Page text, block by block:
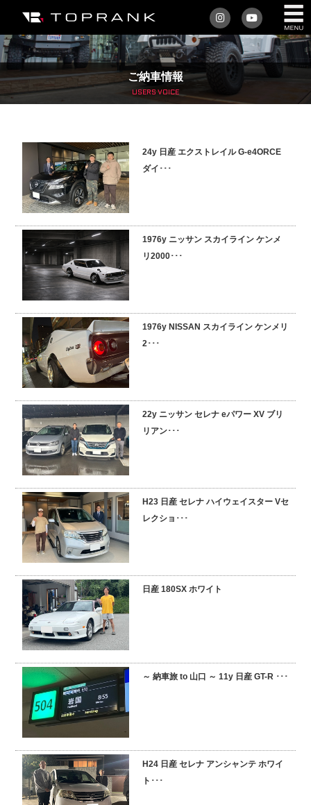
私たちについて
車を買う
アフターサービス
車を売る
店舗/スタッフ情報
インフォメーション
トップランク・マガジン
採用情報
ご納車情報
USERS VOICE
24y 日産 エクストレイル G-e4ORCE
ダイ･･･
1976y ニッサン スカイライン ケンメ
リ2000･･･
1976y NISSAN スカイライン ケンメリ
2･･･
22y ニッサン セレナ eパワー XV ブリ
リアン･･･
H23 日産 セレナ ハイウェイスター Vセ
レクショ･･･
日産 180SX ホワイト
～ 納車旅 to 山口 ～ 11y 日産 GT-R ･･･
H24 日産 セレナ アンシャンテ ホワイ
ト･･･